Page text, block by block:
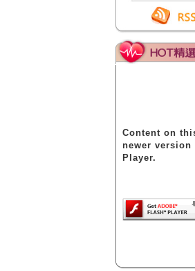
Content on
newer version
Player.